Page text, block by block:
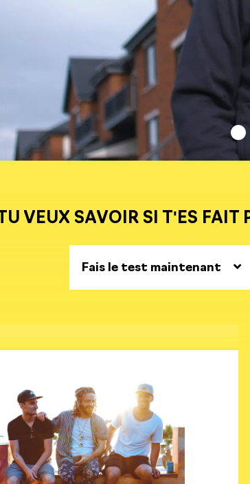
TU VEUX SAVOIR SI T'ES FAIT
Fais le test maintenant